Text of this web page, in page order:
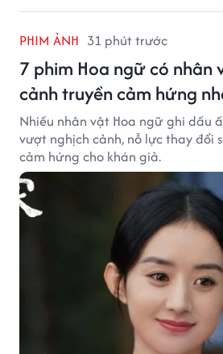
PHIM ẢNH 31 phút trước
7 phim Hoa ngữ có nhân
cảnh truyền cảm hứng
Nhiều nhân vật Hoa ngữ ghi dấu
vượt nghịch cảnh, nỗ lực thay đổi
cảm hứng cho khán giả.